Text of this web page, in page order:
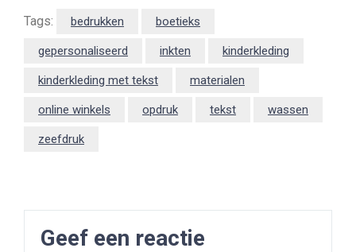
Tags: bedrukken boetieks
gepersonaliseerd inkten kinderkleding
kinderkleding met tekst materialen
online winkels opdruk tekst wassen
zeefdruk
Geef een reactie